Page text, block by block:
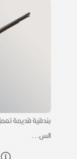
بندقية قديمة
الس...